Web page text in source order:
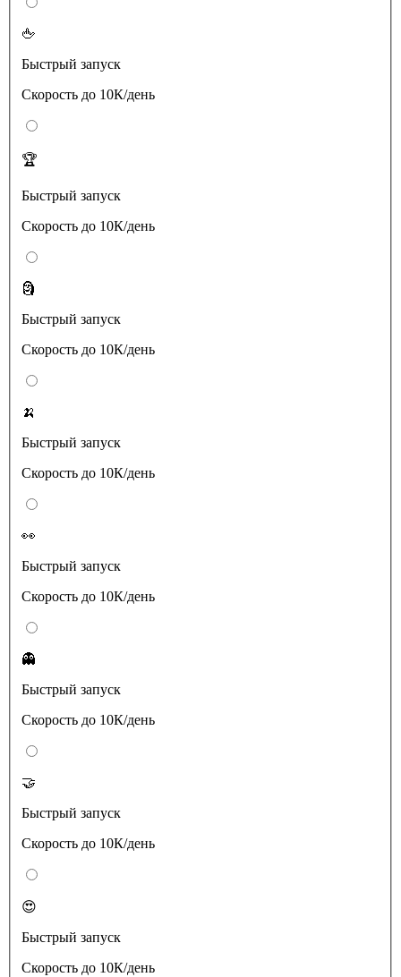
🖕
Быстрый запуск
Скорость до 10К/день
🏆
Быстрый запуск
Скорость до 10К/день
🗿
Быстрый запуск
Скорость до 10К/день
🍌
Быстрый запуск
Скорость до 10К/день
👀
Быстрый запуск
Скорость до 10К/день
👻
Быстрый запуск
Скорость до 10К/день
🤝
Быстрый запуск
Скорость до 10К/день
😍
Быстрый запуск
Скорость до 10К/день